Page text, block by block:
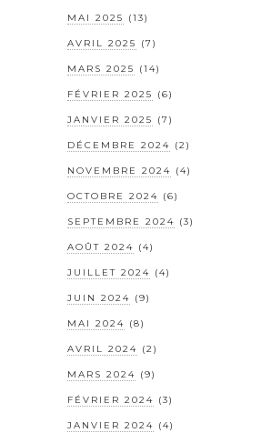
MAI 2025 (13)
AVRIL 2025 (7)
MARS 2025 (14)
FÉVRIER 2025 (6)
JANVIER 2025 (7)
DÉCEMBRE 2024 (2)
NOVEMBRE 2024 (4)
OCTOBRE 2024 (6)
SEPTEMBRE 2024 (3)
AOÛT 2024 (4)
JUILLET 2024 (4)
JUIN 2024 (9)
MAI 2024 (8)
AVRIL 2024 (2)
MARS 2024 (9)
FÉVRIER 2024 (3)
JANVIER 2024 (4)